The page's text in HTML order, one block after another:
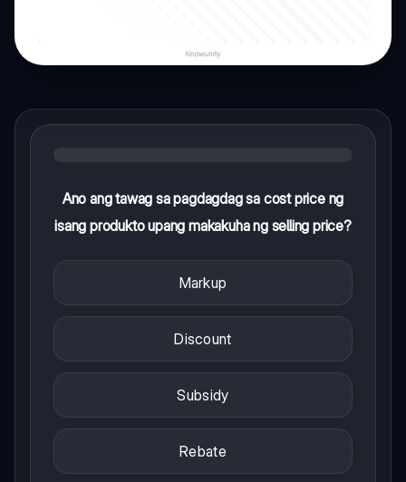
Ano ang tawag sa pagdagdag sa cost price ng
isang produkto upang makakuha ng selling price?
Markup
Discount
Subsidy
Rebate